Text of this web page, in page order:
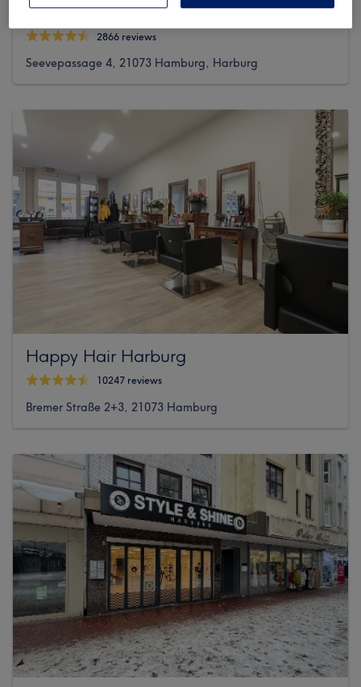
Soft Hair - Hamburg
2866 reviews
Seevepassage 4, 21073 Hamburg, Harburg
Happy Hair Harburg
10247 reviews
Bremer Straße 2+3, 21073 Hamburg